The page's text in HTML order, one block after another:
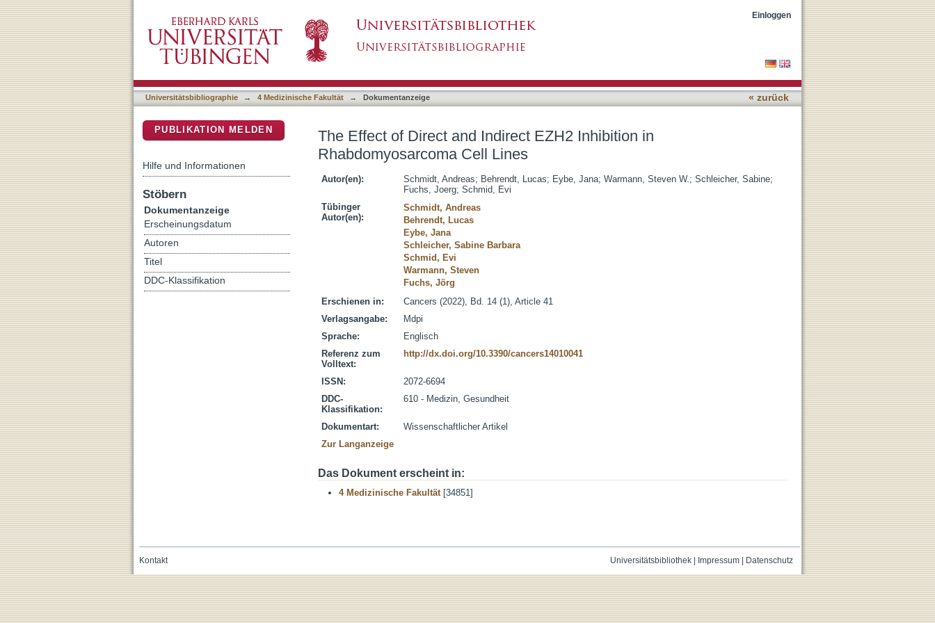
Einloggen
Universitätsbibliographie → 4 Medizinische Fakultät → Dokumentanzeige « zurück
The Effect of Direct and Indirect EZH2 Inhibition in
Rhabdomyosarcoma Cell Lines
Autor(en): Schmidt, Andreas; Behrendt, Lucas; Eybe, Jana; Warmann, Steven W.; Schleicher, Sabine;
Fuchs, Joerg; Schmid, Evi
Tübinger
Autor(en):
Schmidt, Andreas
Behrendt, Lucas
Eybe, Jana
Schleicher, Sabine Barbara
Schmid, Evi
Warmann, Steven
Fuchs, Jörg
Erschienen in:
Cancers (2022), Bd. 14 (1), Article 41
Verlagsangabe:
Mdpi
Sprache:
Englisch
Referenz zum
Volltext:
http://dx.doi.org/10.3390/cancers14010041
ISSN:
2072-6694
DDC-
Klassifikation:
610 - Medizin, Gesundheit
Dokumentart:
Wissenschaftlicher Artikel
Zur Langanzeige
Das Dokument erscheint in:
4 Medizinische Fakultät[34851]
PUBLIKATION MELDEN
Hilfe und Informationen
Stöbern
Dokumentanzeige
Erscheinungsdatum
Autoren
Titel
DDC-Klassifikation
Universitätsbibliothek| Impressum| Datenschutz
Kontakt